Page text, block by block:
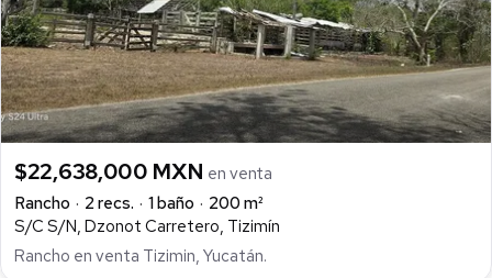
$22,638,000 MXN en venta
Rancho
2 recs. 1 baño
200 m²
S/C S/N, Dzonot Carretero, Tizimín
Rancho en venta Tizimin, Yucatán.